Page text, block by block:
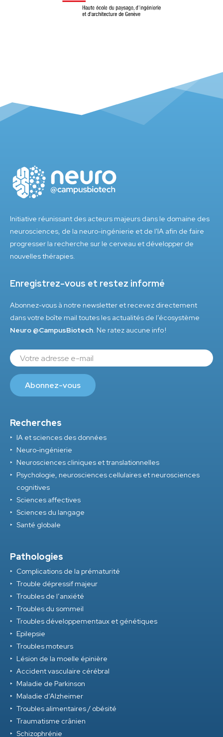
Initiative réunissant des acteurs majeurs dans le domaine des
neurosciences, de la neuro-ingénierie et de l'IA afin de faire
progresser la recherche sur le cerveau et développer de
nouvelles thérapies.
Enregistrez-vous et restez informé
Abonnez-vous à notre newsletter et recevez directement
dans votre boîte mail toutes les actualités de l’écosystème
Neuro @CampusBiotech. Ne ratez aucune info !
Recherches
IA et sciences des données
Neuro-ingénierie
Neurosciences cliniques et translationnelles
Psychologie, neurosciences cellulaires et neurosciences
cognitives
Sciences affectives
Sciences du langage
Santé globale
Pathologies
Complications de la prématurité
Trouble dépressif majeur
Troubles de l’anxiété
Troubles du sommeil
Troubles développementaux et génétiques
Epilepsie
Troubles moteurs
Lésion de la moelle épinière
Accident vasculaire cérébral
Maladie de Parkinson
Maladie d’Alzheimer
Troubles alimentaires / obésité
Traumatisme crânien
Schizophrénie